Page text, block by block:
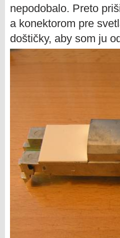
nepodobalo. Preto
a konektorom pre
doštičky, aby som ju